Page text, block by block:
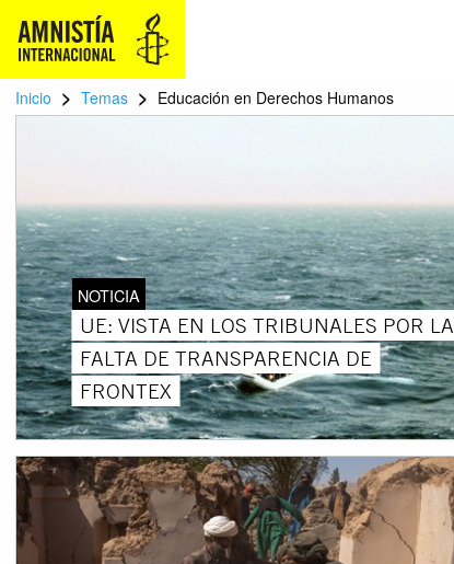
Inicio > Temas > Educación en Derechos Humanos
NOTICIA
UE: VISTA EN LOS TRIBUNALES POR LA
FALTA DE TRANSPARENCIA DE
FRONTEX